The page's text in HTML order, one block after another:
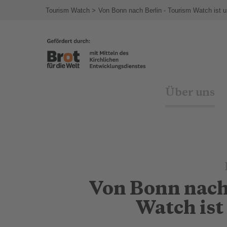
Tourism Watch Von Bonn nach Berlin - Tourism Watch ist
Über uns
Von Bonn
Watch ist